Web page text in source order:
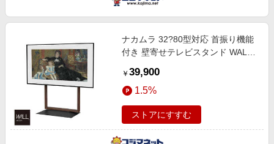
ナカムラ 32?80型対応 首振り機能
付き 壁寄せテレビスタンド WALL
WLTV45238
￥ 39,900
1.5%
ストアにすすむ